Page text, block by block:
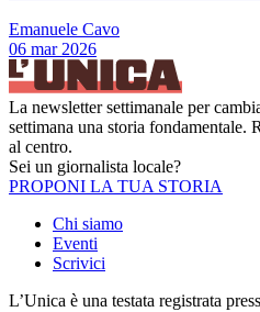
Emanuele Cavo
06 mar 2026
La newsletter settimanale per
settimana una storia fondamentale.
al centro.
Sei un giornalista locale?
PROPONI LA TUA STORIA
Chi siamo
Eventi
Scrivici
L’Unica è una testata registrata